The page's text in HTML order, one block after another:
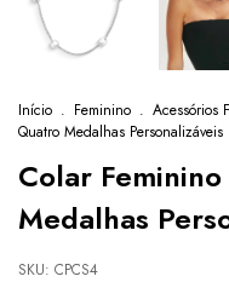
Início . Feminino . Acessórios
Quatro Medalhas Personalizáveis
Colar
Medalhas
SKU: CPCS4